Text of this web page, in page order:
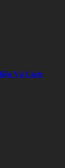
Và Cách